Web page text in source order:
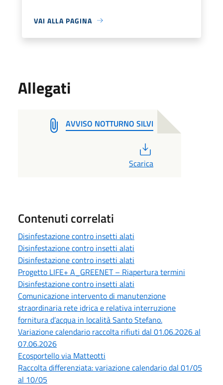
VAI ALLA PAGINA
Allegati
AVVISO NOTTURNO SILVI
Scarica
Contenuti correlati
Disinfestazione contro insetti alati
Disinfestazione contro insetti alati
Disinfestazione contro insetti alati
Progetto LIFE+ A_GREENET – Riapertura termini
Disinfestazione contro insetti alati
Comunicazione intervento di manutenzione
straordinaria rete idrica e relativa interruzione
fornitura d’acqua in località Santo Stefano.
Variazione calendario raccolta rifiuti dal 01.06.2026 al
07.06.2026
Ecosportello via Matteotti
Raccolta differenziata: variazione calendario dal 01/05
al 10/05